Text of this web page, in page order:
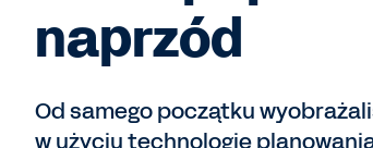
naprzód
Od samego początku
w użyciu technologię